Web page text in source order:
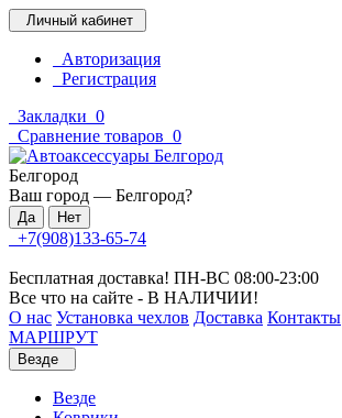
Личный кабинет
Авторизация
Регистрация
Закладки 0
Сравнение товаров 0
Белгород
Ваш город — Белгород?
+7(908)133-65-74
Бесплатная доставка! ПН-ВС 08:00-23:00
Все что на сайте - В НАЛИЧИИ!
О нас Установка чехлов Доставка Контакты
МАРШРУТ
Везде
Везде